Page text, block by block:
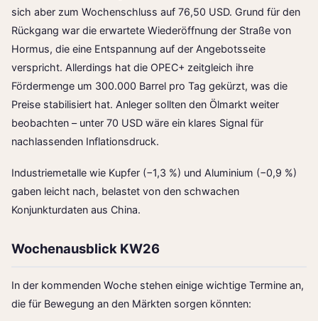
sich aber zum Wochenschluss auf 76,50 USD. Grund für den
Rückgang war die erwartete Wiederöffnung der Straße von
Hormus, die eine Entspannung auf der Angebotsseite
verspricht. Allerdings hat die OPEC+ zeitgleich ihre
Fördermenge um 300.000 Barrel pro Tag gekürzt, was die
Preise stabilisiert hat. Anleger sollten den Ölmarkt weiter
beobachten – unter 70 USD wäre ein klares Signal für
nachlassenden Inflationsdruck.
Industriemetalle wie Kupfer (−1,3 %) und Aluminium (−0,9 %)
gaben leicht nach, belastet von den schwachen
Konjunkturdaten aus China.
Wochenausblick KW26
In der kommenden Woche stehen einige wichtige Termine an,
die für Bewegung an den Märkten sorgen könnten: